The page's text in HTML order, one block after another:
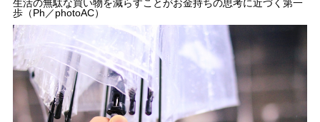
生活の無駄な買い物を減らすことがお金持ちの思考に近づく第一
歩（Ph／photoAC）